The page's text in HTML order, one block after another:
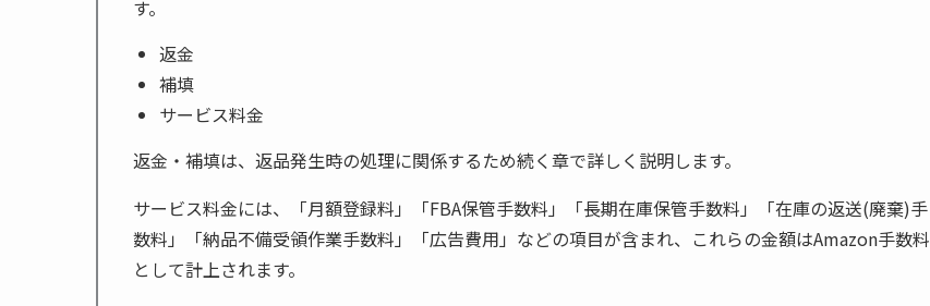
す。
返金
補填
サービス料金
返金・補填は、返品発生時の処理に関係するため続く章で詳しく説明します。
サービス料金には、「月額登録料」「FBA保管手数料」「長期在庫保管手数料」「在庫の返送(廃棄)手
数料」「納品不備受領作業手数料」「広告費用」などの項目が含まれ、これらの金額はAmazon手数料
として計上されます。